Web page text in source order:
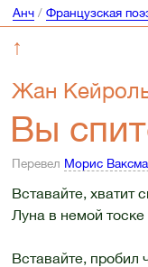
Анч/ Французская
↑
Жан
Вы
Перевел Морис
Вставайте, хватит
Луна в немой
Вставайте, пробил